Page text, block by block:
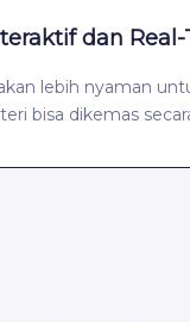
dan
lebih nyaman
bisa dikemas